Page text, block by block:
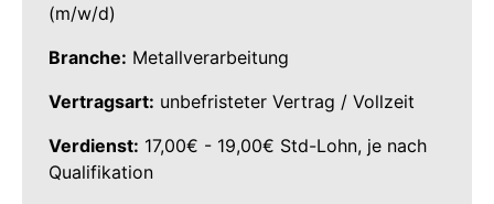
(m/w/d)
Branche: Metallverarbeitung
Vertragsart: unbefristeter Vertrag / Vollzeit
Verdienst: 17,00€ - 19,00€ Std-Lohn, je nach
Qualifikation